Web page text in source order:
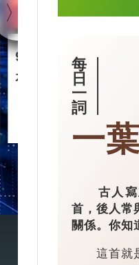
90後王興興 「英語
是機械人天才
每
日
一
詞
一
古人寫
首，後人常
關係。你知
這首就是